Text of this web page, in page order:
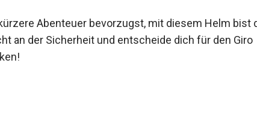
Abenteuer bevorzugst, mit diesem Helm bist
an der Sicherheit und entscheide dich für den